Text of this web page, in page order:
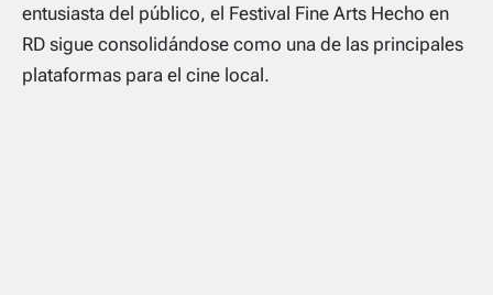
entusiasta del público, el Festival Fine Arts Hecho en
RD sigue consolidándose como una de las principales
plataformas para el cine local.